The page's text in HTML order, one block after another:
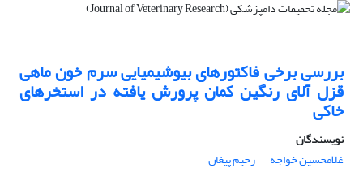
بررسی برخی فاکتورهای بیوشیمیایی سرم خون ماهی
قزل آلای رنگین کمان پرورش یافته در استخرهای
خاکی
نویسندگان
غلامحسین خواجه
رحیم پیغان